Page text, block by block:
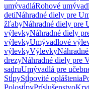
umývadláRohové
detiNáhradné diely pre
žľabyNáhradné diely pre
výlevkyNáhradné diely
výlevkyUmývadlové
výlevkyVýlevky
drezyNáhradné diely pre
sadruUmývadlá pre
StĺpyStĺpovité opláštenia
PolostĺpyPríslušenstvo